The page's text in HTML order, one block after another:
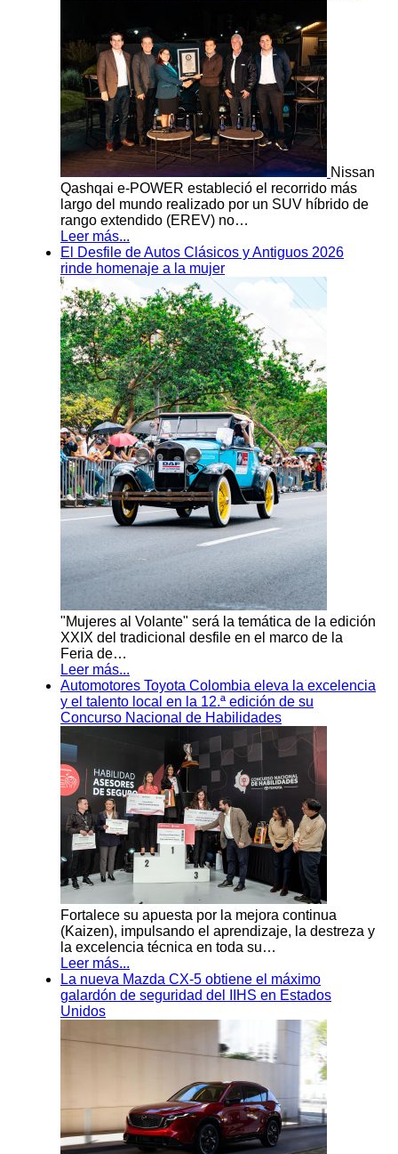
Nissan
Qashqai e-POWER estableció el recorrido más
largo del mundo realizado por un SUV híbrido de
rango extendido (EREV) no…
Leer más...
El Desfile de Autos Clásicos y Antiguos 2026
rinde homenaje a la mujer
"Mujeres al Volante" será la temática de la edición
XXIX del tradicional desfile en el marco de la
Feria de…
Leer más...
Automotores Toyota Colombia eleva la excelencia
y el talento local en la 12.ª edición de su
Concurso Nacional de Habilidades
Fortalece su apuesta por la mejora continua
(Kaizen), impulsando el aprendizaje, la destreza y
la excelencia técnica en toda su…
Leer más...
La nueva Mazda CX-5 obtiene el máximo
galardón de seguridad del IIHS en Estados
Unidos